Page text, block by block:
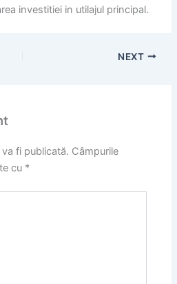
investitiei in utilajul principal.
NEXT
fi publicată. Câmpurile
cu *